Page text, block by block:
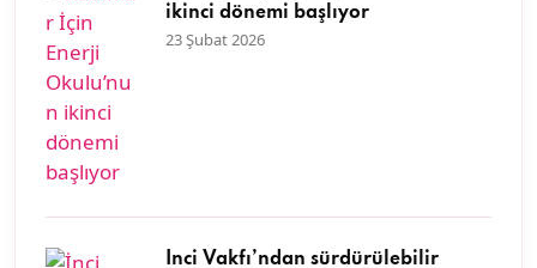
ikinci dönemi başlıyor
23 Şubat 2026
İnci Vakfı’ndan sürdürülebilir